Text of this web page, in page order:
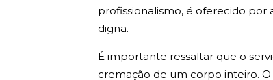
profissionalismo, é oferecido
digna.
É importante ressaltar que o
cremação de um corpo inteiro.